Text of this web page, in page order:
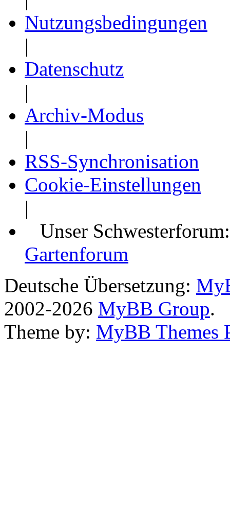
Nutzungsbedingungen
|
Datenschutz
|
Archiv-Modus
|
RSS-Synchronisation
Cookie-Einstellungen
|
Unser
Gartenforum
Deutsche Übersetzung:
2002-2026 MyBB Group.
Theme by: MyBB Themes